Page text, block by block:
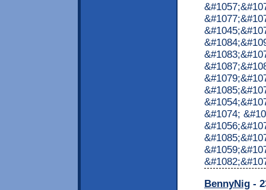
&#1074;
BennyNig -